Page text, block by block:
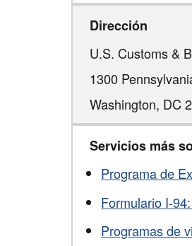
Dirección
U.S. Customs &
1300
Washington, DC
Servicios más
Programa de
Formulario I-
Programas de